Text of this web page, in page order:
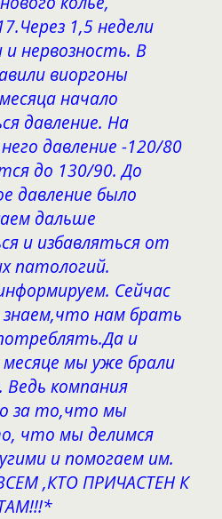
1,5 недели
нервозность. В
виоргоны
начало
давление. На
давление -120/80
до 130/90. До
давление было
дальше
и избавляться от
патологий.
Сейчас
нам брать
и
мы уже брали
Ведь компания
за то,что мы
что мы делимся
и помогаем им.
,КТО ПРИЧАСТЕН К